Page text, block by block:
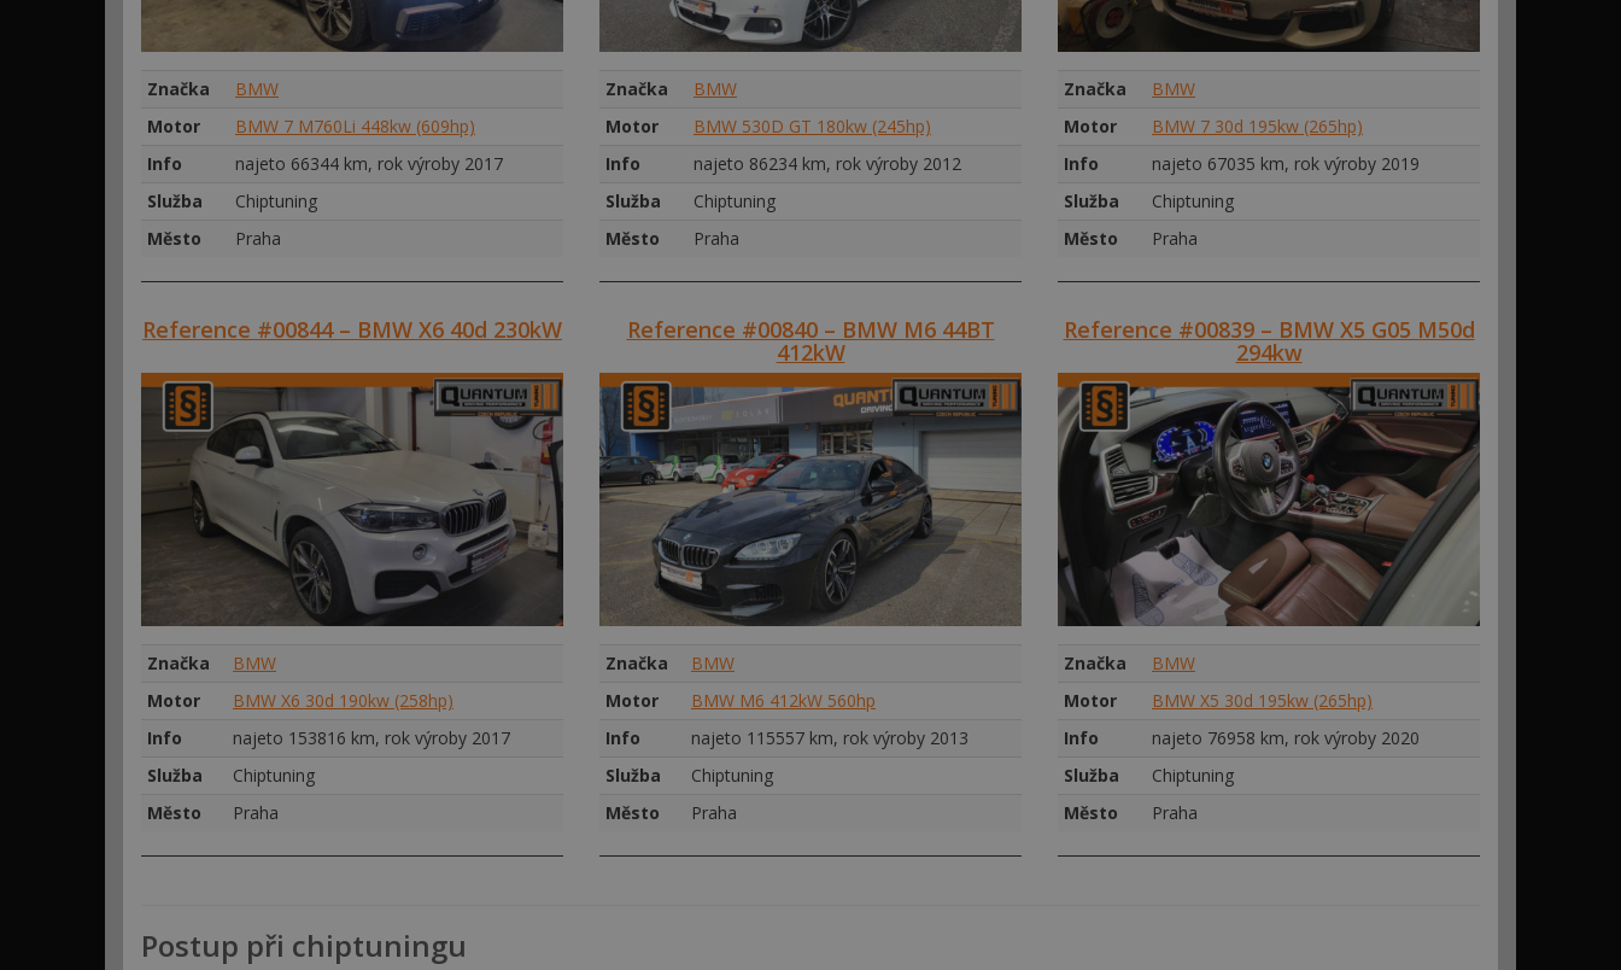
Značka
BMW
Motor
BMW 7 M760Li 448kw (609hp)
Info
najeto 66344 km, rok výroby 2017
Služba
Chiptuning
Město
Praha
Značka
BMW
Motor
BMW 530D GT 180kw (245hp)
Info
najeto 86234 km, rok výroby 2012
Služba
Chiptuning
Město
Praha
Značka
BMW
Motor
BMW 7 30d 195kw (265hp)
Info
najeto 67035 km, rok výroby 2019
Služba
Chiptuning
Město
Praha
Reference #00844 – BMW X6 40d 230kW
Značka
BMW
Motor
BMW X6 30d 190kw (258hp)
Info
najeto 153816 km, rok výroby 2017
Služba
Chiptuning
Město
Praha
Reference #00840 – BMW M6 44BT
412kW
Značka
BMW
Motor
BMW M6 412kW 560hp
Info
najeto 115557 km, rok výroby 2013
Služba
Chiptuning
Město
Praha
Reference #00839 – BMW X5 G05 M50d
294kw
Značka
BMW
Motor
BMW X5 30d 195kw (265hp)
Info
najeto 76958 km, rok výroby 2020
Služba
Chiptuning
Město
Praha
Postup při chiptuningu